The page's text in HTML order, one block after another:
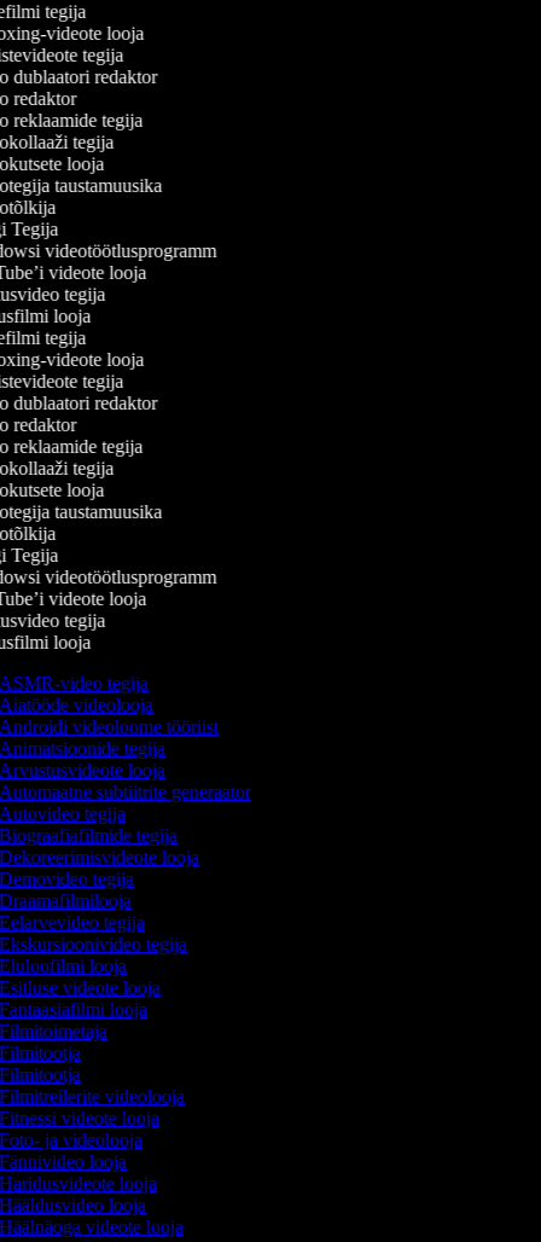
tegija
videote looja
tegija
dublaatori redaktor
redaktor
reklaamide tegija
tegija
looja
taustamuusika
videotöötlusprogramm
videote looja
tegija
looja
tegija
videote looja
tegija
dublaatori redaktor
redaktor
reklaamide tegija
tegija
looja
taustamuusika
videotöötlusprogramm
videote looja
tegija
looja
video tegija
videolooja
videoloome tööriist
tegija
looja
subtiitrite generaator
tegija
tegija
looja
tegija
tegija
tegija
looja
videote looja
looja
videolooja
videote looja
ja videolooja
looja
looja
looja
videote looja